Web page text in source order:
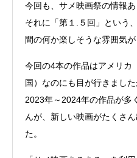
今回も、サメ映画祭の情報
それに「第１.５回」という
間の何か楽しそうな雰囲気が
今回の4本の作品はアメリカ
国）なのにも目が行きました
2023年～2024年の作品が多
んが、新しい映画がたくさ
た。